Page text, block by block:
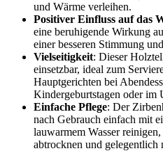
und Wärme verleihen.
Positiver Einfluss auf das
eine beruhigende Wirkung
einer besseren Stimmung
Vielseitigkeit: Dieser
einsetzbar, ideal zum
Hauptgerichten bei
Kindergeburtstagen oder im
Einfache Pflege: Der
nach Gebrauch einfach mit
lauwarmem Wasser
abtrocknen und gelegentlich